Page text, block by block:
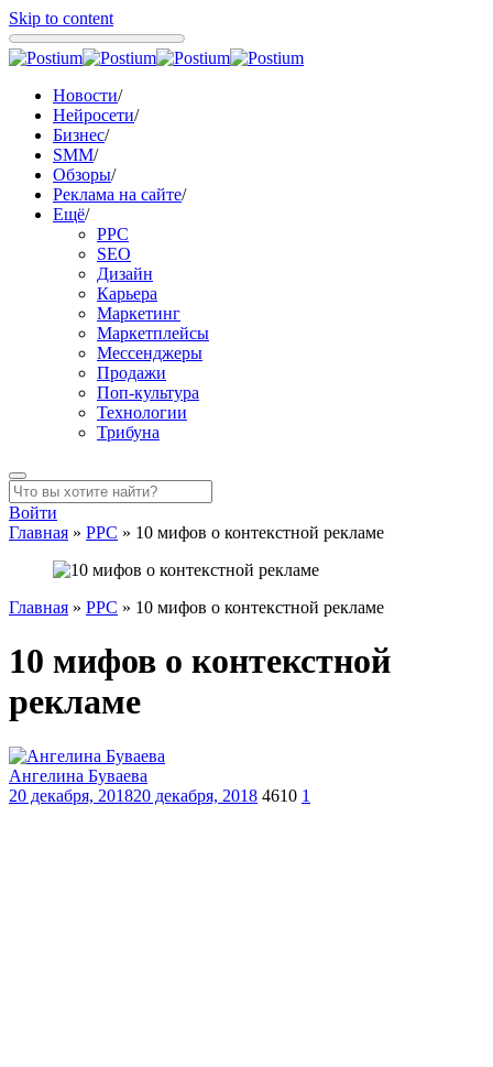
Skip to content
Новости/
Нейросети/
Бизнес/
SMM/
Обзоры/
Реклама на сайте/
Ещё/
PPC
SEO
Дизайн
Карьера
Маркетинг
Маркетплейсы
Мессенджеры
Продажи
Поп-культура
Технологии
Трибуна
Войти
Главная » PPC » 10 мифов о контекстной рекламе
Главная » PPC » 10 мифов о контекстной рекламе
10 мифов о контекстной
рекламе
Ангелина Буваева
20 декабря, 201820 декабря, 2018 4610 1